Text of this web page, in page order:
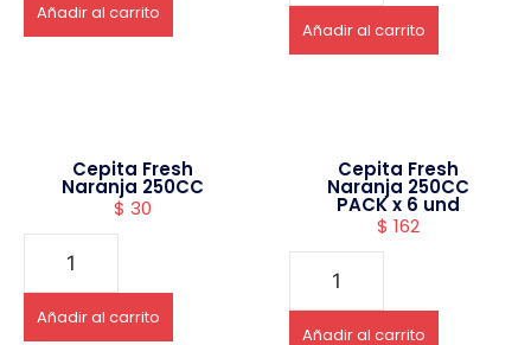
Añadir al carrito
Añadir al carrito
Cepita Fresh
Naranja 250CC
$ 30
Añadir al carrito
Cepita Fresh
Naranja 250CC
PACK x 6 und
$ 162
Añadir al carrito